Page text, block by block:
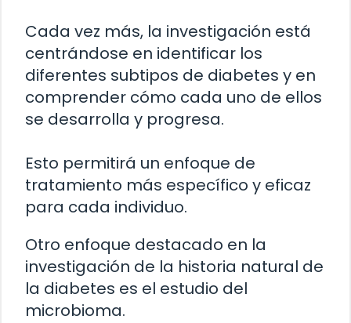
Cada vez más, la investigación está
centrándose en identificar los
diferentes subtipos de diabetes y en
comprender cómo cada uno de ellos
se desarrolla y progresa.
Esto permitirá un enfoque de
tratamiento más específico y eficaz
para cada individuo.
Otro enfoque destacado en la
investigación de la historia natural de
la diabetes es el estudio del
microbioma.